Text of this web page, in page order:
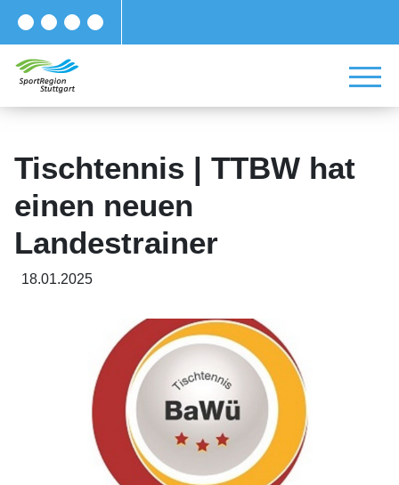
Tischtennis | TTBW hat
einen neuen
Landestrainer
18.01.2025